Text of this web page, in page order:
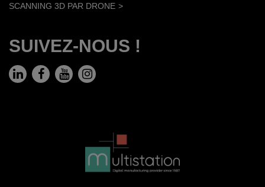
SCANNING 3D PAR DRONE
SUIVEZ-NOUS !